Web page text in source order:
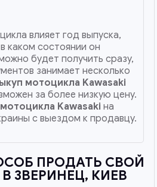
влияет год выпуска,
каком состоянии он
будет получить сразу,
занимает несколько
мотоцикла Kawasaki
за более низкую цену.
Kawasaki на
с выездом к продавцу.
ПРОДАТЬ СВОЙ
ЗВЕРИНЕЦ, КИЕВ